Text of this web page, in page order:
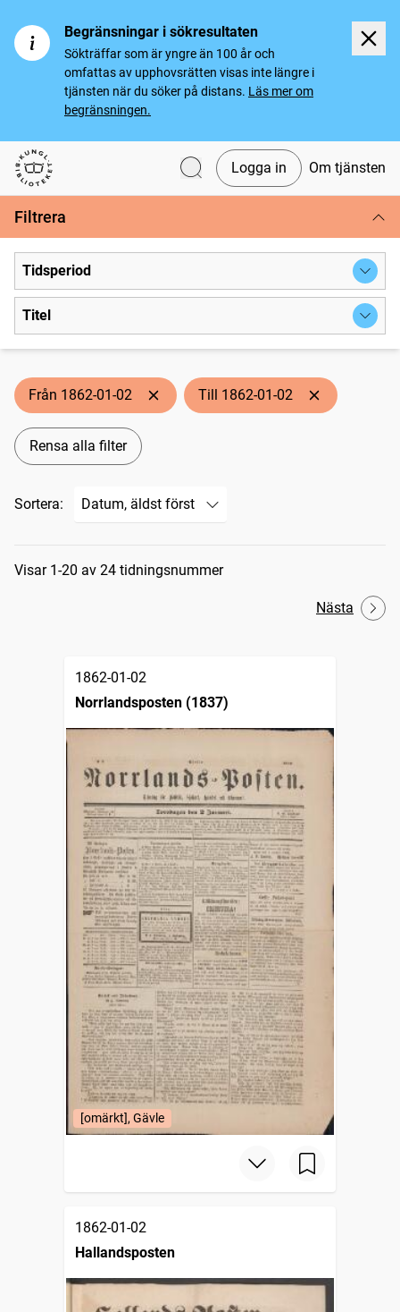
Begränsningar i sökresultaten
Sökträffar som är yngre än 100 år och
omfattas av upphovsrätten visas inte längre i
tjänsten när du söker på distans. Läs mer om
begränsningen.
Svenska tidningar
Logga in Om tjänsten
Filtrera
Tidsperiod
Titel
Från 1862-01-02 Till 1862-01-02
Rensa alla filter
Sortera:
Sökresultat
Visar 1-20 av 24 tidningsnummer
Nästa
1862-01-02
Norrlandsposten (1837)
[omärkt], Gävle
1862-01-02
Hallandsposten